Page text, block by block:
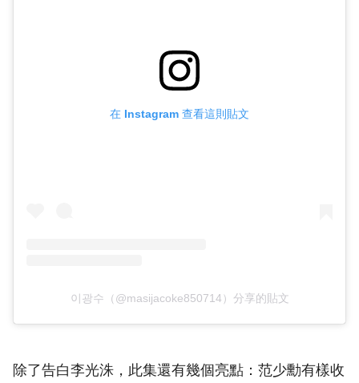
在 Instagram 查看這則貼文
이광수（@masijacoke850714）分享的貼文
除了告白李光洙，此集還有幾個亮點：范少勳有樣收